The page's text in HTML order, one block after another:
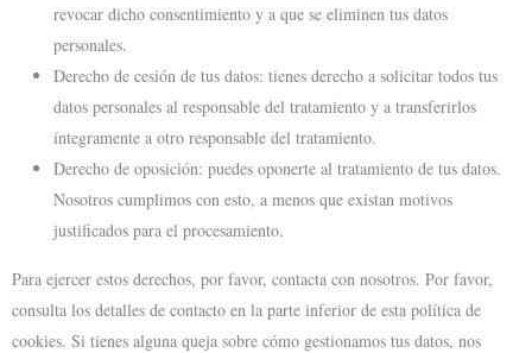
revocar dicho consentimiento y a que se eliminen tus datos
personales.
Derecho de cesión de tus datos: tienes derecho a solicitar todos tus
datos personales al responsable del tratamiento y a transferirlos
íntegramente a otro responsable del tratamiento.
Derecho de oposición: puedes oponerte al tratamiento de tus datos.
Nosotros cumplimos con esto, a menos que existan motivos
justificados para el procesamiento.
Para ejercer estos derechos, por favor, contacta con nosotros. Por favor,
consulta los detalles de contacto en la parte inferior de esta política de
cookies. Si tienes alguna queja sobre cómo gestionamos tus datos, nos